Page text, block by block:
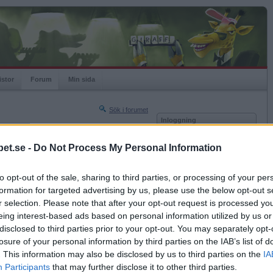
- Do Not Process My Personal Information
opt-out of the sale, sharing to third parties, or processing of your
for targeted advertising by us, please use the below opt-out
selection. Please note that after your opt-out request is processed
interest-based ads based on personal information utilized by us
to third parties prior to your opt-out. You may separately
of your personal information by third parties on the IAB’s list of
This information may also be disclosed by us to third parties on the
Participants that may further disclose it to other third parties.
Forum Min sida
Sök i forumet
Nästa sida »
2012-10-01 13:29
jag fynda.
2012-10-01 18:24
Inloggning
Kom ihåg mig
Glömt ditt lösenord?
Få ny aktiveringslänk
Betapet är gratis!